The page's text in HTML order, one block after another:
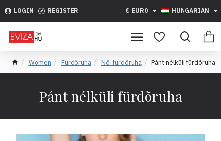
LOGIN REGISTER € EURO HUNGARIAN
Women Fürdőruha Női fürdőruha Pánt nélküli fürdõruha
Pánt nélküli fürdõruha